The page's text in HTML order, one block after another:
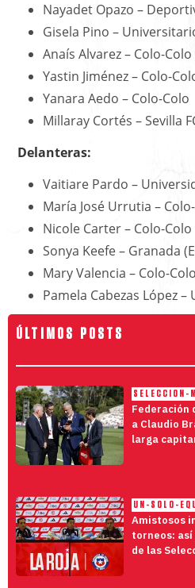
Nayadet Opazo –
Gisela Pino –
Anaís Alvarez – Colo-Colo
Yastin Jiménez – Colo-
Yanara Aedo – Colo-Colo
Millaray Cortés – Sevilla
Delanteras:
Vaitiare Pardo –
María José Urrutia –
Nicole Carter – Colo-Colo
Sonya Keefe – Granada
Mary Valencia – Colo-Colo
Pamela Cabezas López
ÚLTIMOS POSTS
SELECCION-
Federación
a Claudio
larga
UN-SOLO-
Amistosos
torneos: así
de las